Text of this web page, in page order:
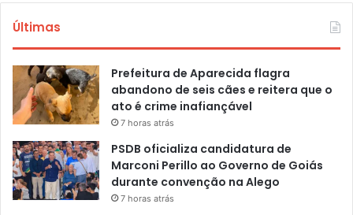
Últimas
Prefeitura de Aparecida flagra
abandono de seis cães e reitera que o
ato é crime inafiançável
7 horas atrás
PSDB oficializa candidatura de
Marconi Perillo ao Governo de Goiás
durante convenção na Alego
7 horas atrás